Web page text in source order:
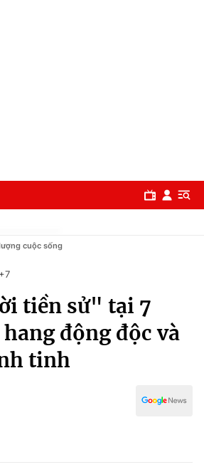
trí
cuộc sống
tiền sử" tại 7
động độc và
tinh